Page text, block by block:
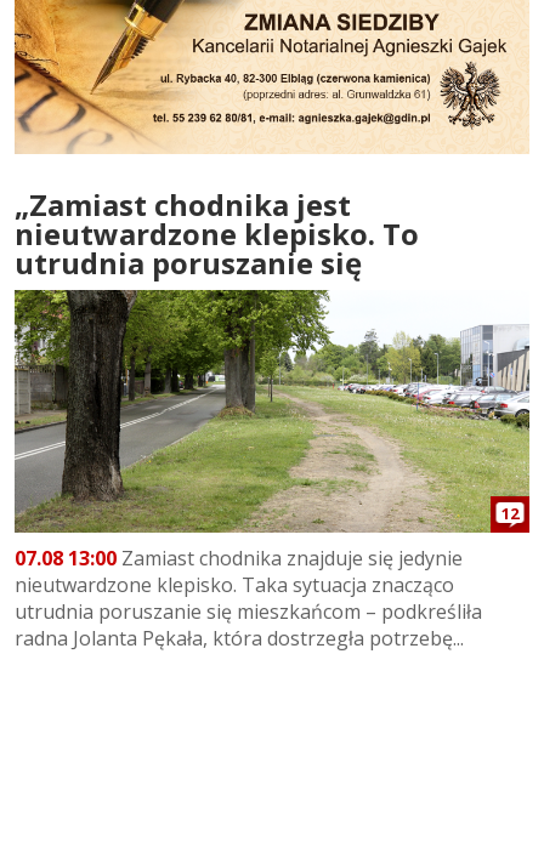
„Zamiast chodnika jest
nieutwardzone klepisko. To
utrudnia poruszanie się
12
07.08 13:00 Zamiast chodnika znajduje się jedynie
nieutwardzone klepisko. Taka sytuacja znacząco
utrudnia poruszanie się mieszkańcom – podkreśliła
radna Jolanta Pękała, która dostrzegła potrzebę...